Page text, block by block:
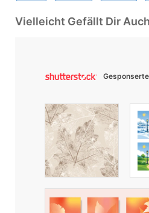
Vielleicht Gefällt Dir Auch